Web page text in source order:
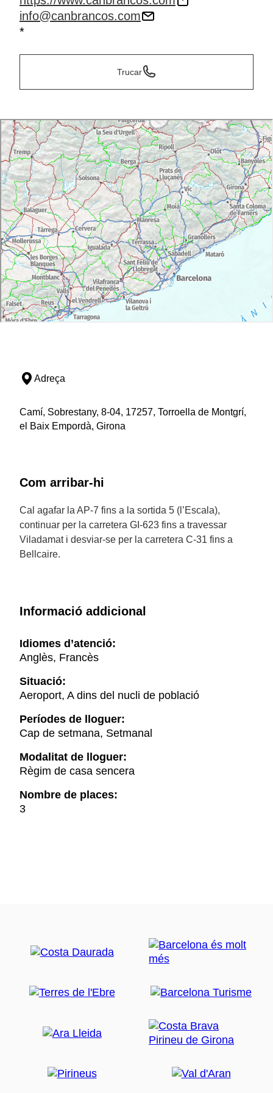
info@canbrancos.com
*
Trucar
Adreça
Camí, Sobrestany, 8-04, 17257, Torroella de Montgrí,
el Baix Empordà, Girona
Com arribar-hi
Cal agafar la AP-7 fins a la sortida 5 (l’Escala),
continuar per la carretera GI-623 fins a travessar
Viladamat i desviar-se per la carretera C-31 fins a
Bellcaire.
Informació addicional
Idiomes d’atenció:
Anglès, Francès
Situació:
Aeroport, A dins del nucli de població
Períodes de lloguer:
Cap de setmana, Setmanal
Modalitat de lloguer:
Règim de casa sencera
Nombre de places:
3